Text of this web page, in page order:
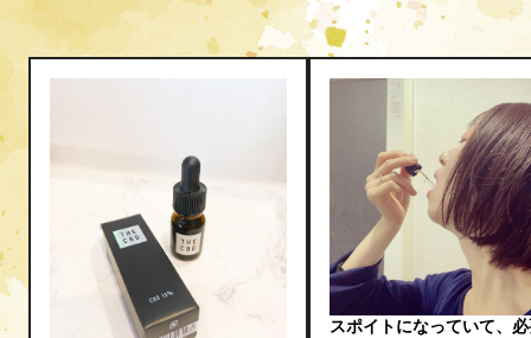
スポイトになっていて、